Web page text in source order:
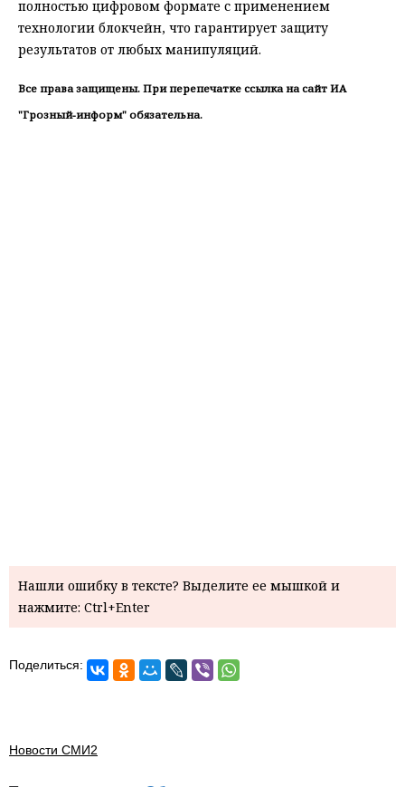
полностью цифровом формате с применением
технологии блокчейн, что гарантирует защиту
результатов от любых манипуляций.
Все права защищены. При перепечатке ссылка на сайт ИА
"Грозный-информ" обязательна.
Нашли ошибку в тексте? Выделите ее мышкой и
нажмите: Ctrl+Enter
Поделиться:
Новости СМИ2